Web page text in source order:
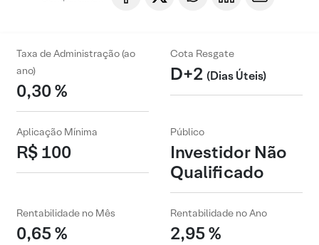
Taxa de Administração (ao
ano)
0,30 %
Cota Resgate
D+2 (Dias Úteis)
Aplicação Mínima
R$ 100
Público
Investidor Não
Qualificado
Rentabilidade no Mês
0,65 %
Rentabilidade no Ano
2,95 %